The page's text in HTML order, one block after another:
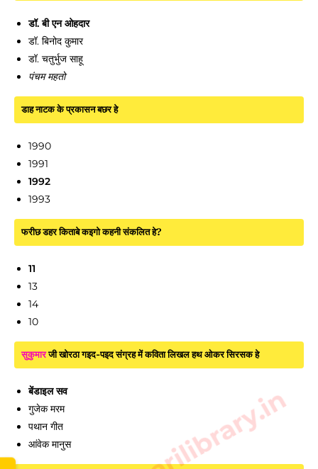
डॉ. बी एन ओहदार
डॉ. बिनोद कुमार
डॉ. चतुर्भुज साहू
पंचम महतो
डाह नाटक के प्रकासन बछर हे
1990
1991
1992
1993
फरीछ डहर किताबे कइगो कहनी संकलित हे?
11
13
14
10
सुकुमारजी खोरठा गइद-पइद संग्रह में कविता लिखल हथ ओकर सिरसक हे
बेंडाइल सव
गुजेक मरम
पथान गीत
आंवेक मानुस